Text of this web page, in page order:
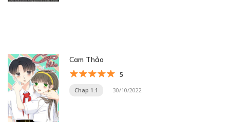
Cam Thảo
5
Chap 1.1 30/10/2022